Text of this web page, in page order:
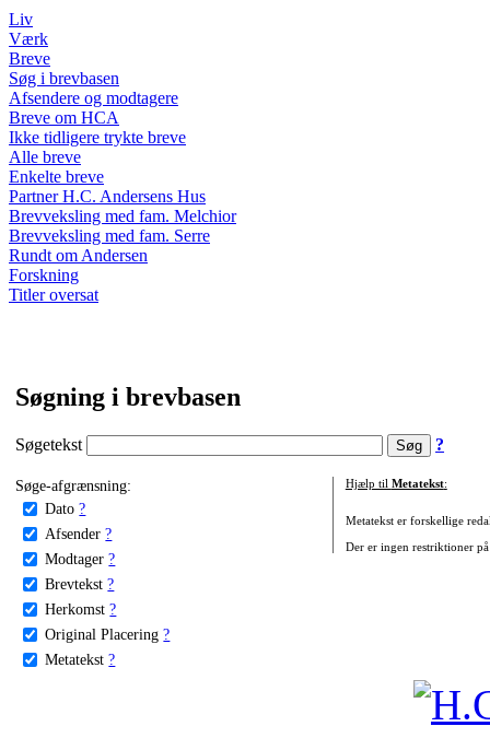
Liv
Værk
Breve
Søg i brevbasen
Afsendere og modtagere
Breve om HCA
Ikke tidligere trykte breve
Alle breve
Enkelte breve
Partner H.C. Andersens Hus
Brevveksling med fam. Melchior
Brevveksling med fam. Serre
Rundt om Andersen
Forskning
Titler oversat
Søgning i brevbasen
Søgetekst ?
Søge-afgrænsning:
Dato ?
Afsender ?
Modtager ?
Brevtekst ?
Herkomst ?
Original Placering ?
Metatekst ?
Hjælp til Metatekst:
Metatekst er forskellige
Der er ingen restriktioner